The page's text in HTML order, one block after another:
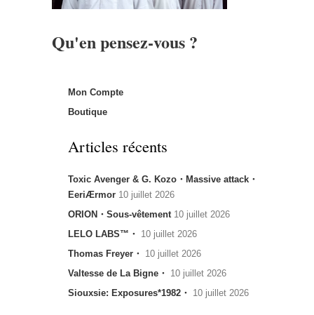
Qu'en pensez-vous ?
Mon Compte
Boutique
Articles récents
Toxic Avenger & G. Kozo・Massive attack・
EeriÆrmor 10 juillet 2026
ORION・Sous-vêtement 10 juillet 2026
LELO LABS™・ 10 juillet 2026
Thomas Freyer・ 10 juillet 2026
Valtesse de La Bigne・ 10 juillet 2026
Siouxsie: Exposures*1982・ 10 juillet 2026